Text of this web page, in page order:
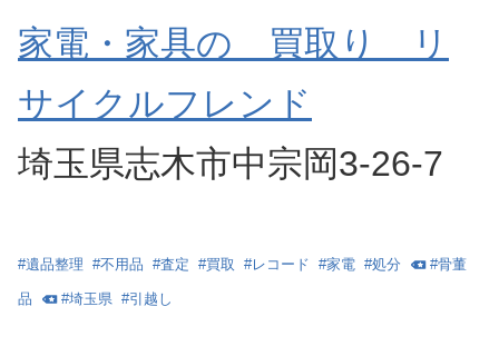
家電・家具の 買取り リ
サイクルフレンド
埼玉県志木市中宗岡3-26-7
#遺品整理 #不用品 #査定 #買取 #レコード #家電 #処分 #骨董
品 #埼玉県 #引越し